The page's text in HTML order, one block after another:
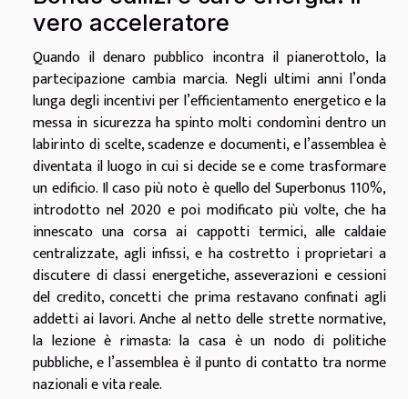
vero acceleratore
Quando il denaro pubblico incontra il pianerottolo, la
partecipazione cambia marcia. Negli ultimi anni l’onda
lunga degli incentivi per l’efficientamento energetico e la
messa in sicurezza ha spinto molti condomìni dentro un
labirinto di scelte, scadenze e documenti, e l’assemblea è
diventata il luogo in cui si decide se e come trasformare
un edificio. Il caso più noto è quello del Superbonus 110%,
introdotto nel 2020 e poi modificato più volte, che ha
innescato una corsa ai cappotti termici, alle caldaie
centralizzate, agli infissi, e ha costretto i proprietari a
discutere di classi energetiche, asseverazioni e cessioni
del credito, concetti che prima restavano confinati agli
addetti ai lavori. Anche al netto delle strette normative,
la lezione è rimasta: la casa è un nodo di politiche
pubbliche, e l’assemblea è il punto di contatto tra norme
nazionali e vita reale.